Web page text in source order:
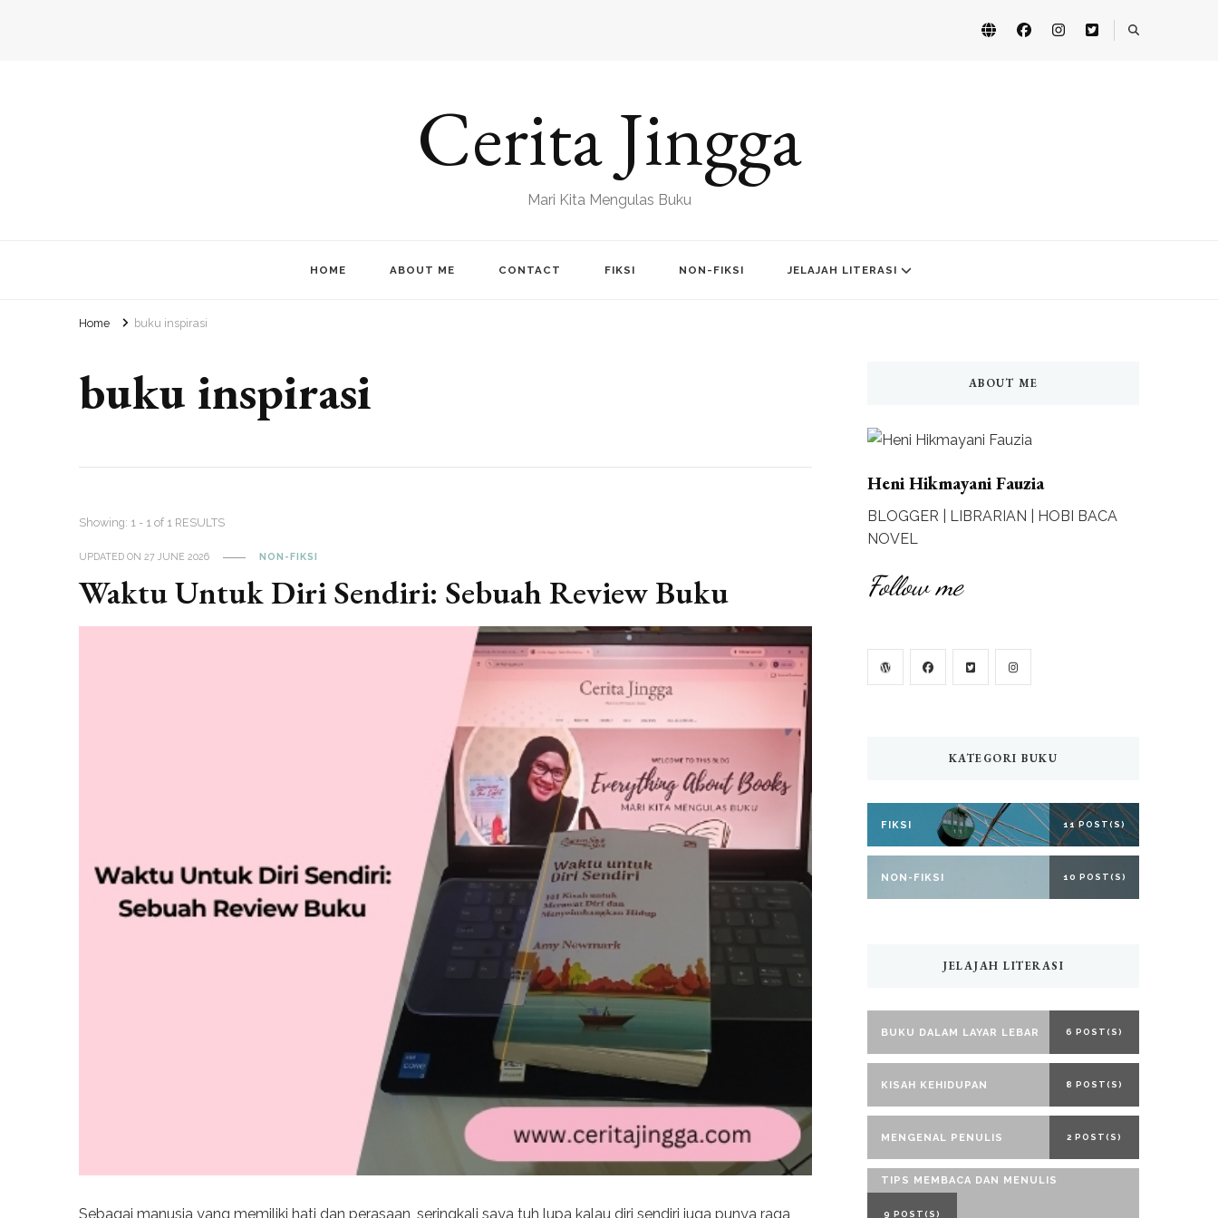
Cerita Jingga
Mari Kita Mengulas Buku
HOME ABOUT ME CONTACT FIKSI NON-FIKSI JELAJAH LITERASI
Home buku inspirasi
buku inspirasi
Showing: 1 - 1 of 1 RESULTS
UPDATED ON27 JUNE 2026 NON-FIKSI
Waktu Untuk Diri Sendiri: Sebuah Review Buku
Sebagai manusia yang memiliki hati dan perasaan, seringkali saya tuh lupa kalau diri sendiri juga punya raga
ABOUT ME
Heni Hikmayani Fauzia
BLOGGER | LIBRARIAN | HOBI BACA
NOVEL
Follow me
KATEGORI BUKU
FIKSI 11 POST(S)
NON-FIKSI 10 POST(S)
JELAJAH LITERASI
BUKU DALAM LAYAR LEBAR 6 POST(S)
KISAH KEHIDUPAN 8 POST(S)
MENGENAL PENULIS 2 POST(S)
TIPS MEMBACA DAN MENULIS
9 POST(S)